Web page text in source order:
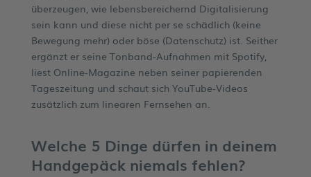
überzeugen, wie lebensbereichernd Digitalisierung
sein kann und diese nicht per se schädlich (keine
Bewegung mehr) oder böse (Datenschutz) ist. Seither
ergänzt er seine Tonband-Aufnahmen mit Spotify,
liest Online-Magazine neben seiner papierenden
Tageszeitung und schaut sich YouTube-Videos
zusätzlich zum linearen Fernsehen an.
Welche 5 Dinge dürfen in deinem
Handgepäck niemals fehlen?